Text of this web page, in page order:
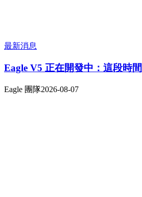
最新消息
Eagle V5 正在開發中：這段時
Eagle 團隊2026-08-07